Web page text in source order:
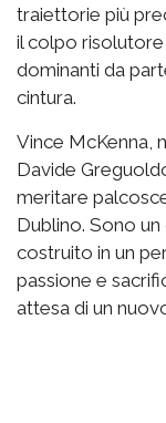
traiettorie più
il colpo risolutore
dominanti da
cintura.
Vince McKenna,
Davide
meritare
Dublino. Sono
costruito in un
passione e
attesa di un